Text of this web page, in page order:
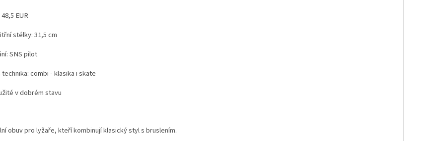
EUR
stélky: 31,5 cm
SNS pilot
combi - klasika i skate
v dobrém stavu
obuv pro lyžaře, kteří kombinují klasický styl s bruslením.